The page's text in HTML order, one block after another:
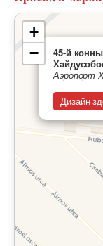
45-й
Аэропорт
Дизайн
+
−